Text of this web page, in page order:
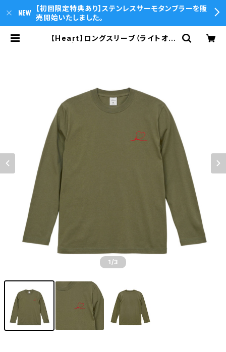
【初回限定特典あり】ステンレスサーモタンブラーを販
売開始いたしました。
【Heart】ロングスリーブ（ライトオリ
1 /3